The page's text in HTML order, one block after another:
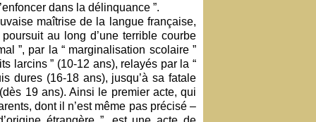
dans la délinquance ”.
maîtrise de la langue française,
au long d’une terrible courbe
”, par la “ marginalisation scolaire ”
larcins ” (10-12 ans), relayés par la “
dures (16-18 ans), jusqu’à sa fatale
19 ans). Ainsi le premier acte, qui
dont il n’est même pas précisé –